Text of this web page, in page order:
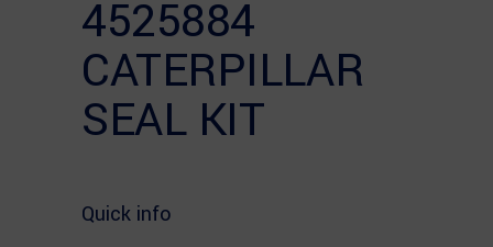
4525884
CATERPILLAR
SEAL KIT
Quick info